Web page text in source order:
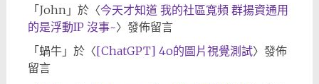
「 John」於〈今天才知道 我的社區寬頻 群揚資通用
的是浮動IP 沒事~〉發佈留言
「 蝸牛」於〈[ChatGPT] 4o的圖片視覺測試〉發佈
留言